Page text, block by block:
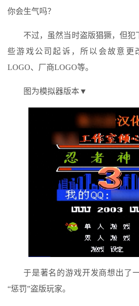
你会生气吗？
不过，虽然当时盗版猖獗，但犯
些游戏公司起诉，所以会故意更
LOGO、厂商LOGO等。
图为模拟器版本▼
于是著名的游戏开发商想出了
“惩罚”盗版玩家。